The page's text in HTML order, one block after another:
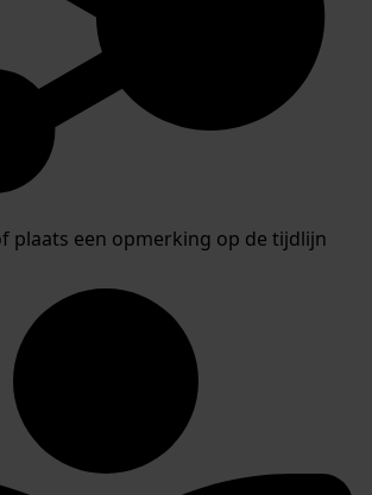
plaats een opmerking op de tijdlijn